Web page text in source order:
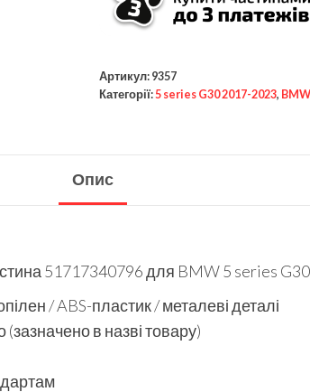
Артикул: 9357
Категорії:5 series G30 2017-2023, BMW
Опис
51717340796 для BMW 5 series
/ ABS-пластик / металеві деталі
в назві товару)